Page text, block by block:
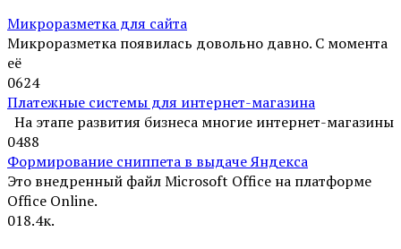
Микроразметка для сайта
Микроразметка появилась довольно давно. С момента
её
0624
Платежные системы для интернет-магазина
На этапе развития бизнеса многие интернет-магазины
0488
Формирование сниппета в выдаче Яндекса
Это внедренный файл Microsoft Office на платформе
Office Online.
018.4к.